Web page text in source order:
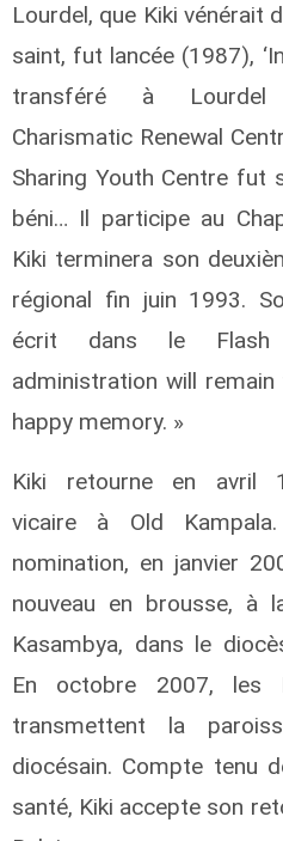
Lourdel, que Kiki vénérait
saint, fut lancée (1987),
transféré à
Charismatic Renewal
Sharing Youth Centre fut
béni… Il participe au
Kiki terminera son
régional fin juin 1993.
écrit dans le
administration will
happy memory. »
Kiki retourne en avril
vicaire à Old
nomination, en janvier
nouveau en brousse, à
Kasambya, dans le
En octobre 2007, les
transmettent la
diocésain. Compte tenu
santé, Kiki accepte son